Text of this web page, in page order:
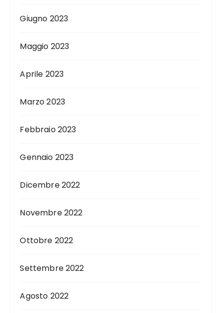
Giugno 2023
Maggio 2023
Aprile 2023
Marzo 2023
Febbraio 2023
Gennaio 2023
Dicembre 2022
Novembre 2022
Ottobre 2022
Settembre 2022
Agosto 2022